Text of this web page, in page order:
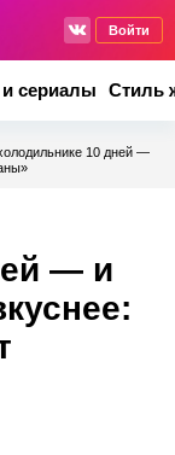
Войти
сериалы Стиль
10 дней —
— и